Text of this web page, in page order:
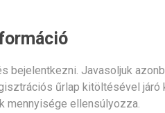
Javasoljuk
űrlap kitöltésével
mennyisége ellensúlyozza.